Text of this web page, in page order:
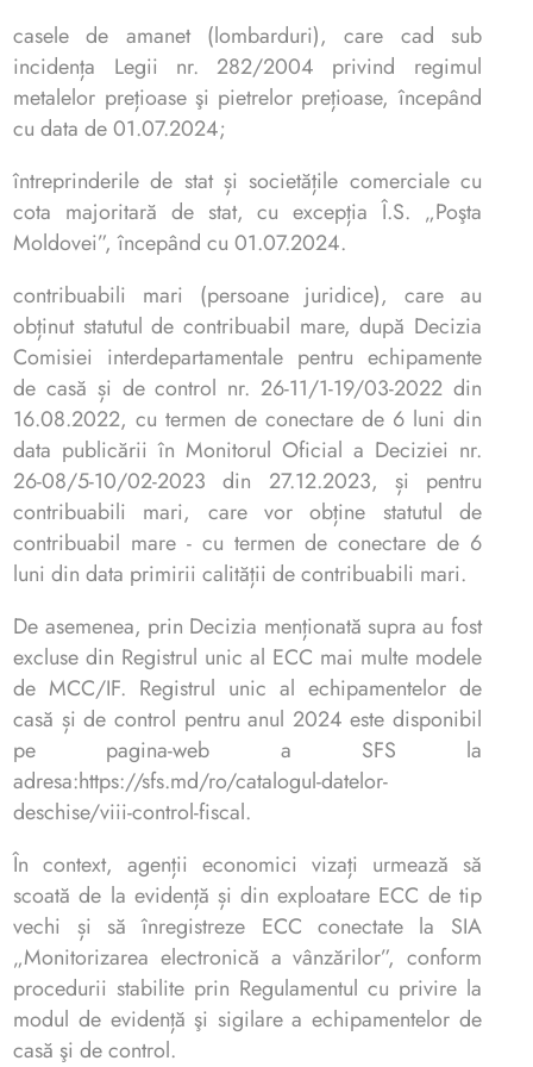
casele de amanet (lombarduri), care cad sub
incidența Legii nr. 282/2004 privind regimul
metalelor prețioase şi pietrelor prețioase, începând
cu data de 01.07.2024;
întreprinderile de stat și societățile comerciale cu
cota majoritară de stat, cu excepția Î.S. „Poşta
Moldovei”, începând cu 01.07.2024.
contribuabili mari (persoane juridice), care au
obținut statutul de contribuabil mare, după Decizia
Comisiei interdepartamentale pentru echipamente
de casă și de control nr. 26-11/1-19/03-2022 din
16.08.2022, cu termen de conectare de 6 luni din
data publicării în Monitorul Oficial a Deciziei nr.
26-08/5-10/02-2023 din 27.12.2023, și pentru
contribuabili mari, care vor obține statutul de
contribuabil mare - cu termen de conectare de 6
luni din data primirii calității de contribuabili mari.
De asemenea, prin Decizia menționată supra au fost
excluse din Registrul unic al ECC mai multe modele
de MCC/IF. Registrul unic al echipamentelor de
casă și de control pentru anul 2024 este disponibil
pe pagina-web a SFS la
adresa:https://sfs.md/ro/catalogul-datelor-
deschise/viii-control-fiscal.
În context, agenții economici vizați urmează să
scoată de la evidență și din exploatare ECC de tip
vechi și să înregistreze ECC conectate la SIA
„Monitorizarea electronică a vânzărilor”, conform
procedurii stabilite prin Regulamentul cu privire la
modul de evidență şi sigilare a echipamentelor de
casă şi de control.